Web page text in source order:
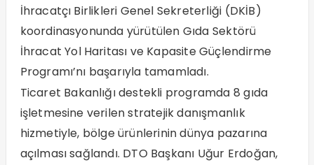
İhracatçı Birlikleri Genel Sekreterliği (DKİB)
koordinasyonunda yürütülen Gıda Sektörü
İhracat Yol Haritası ve Kapasite Güçlendirme
Programı’nı başarıyla tamamladı.
Ticaret Bakanlığı destekli programda 8 gıda
işletmesine verilen stratejik danışmanlık
hizmetiyle, bölge ürünlerinin dünya pazarına
açılması sağlandı. DTO Başkanı Uğur Erdoğan,